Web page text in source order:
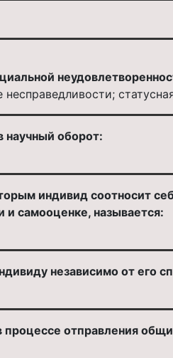
научный оборот:
индивид соотносит
и самооценке, называется:
независимо от его
отправления